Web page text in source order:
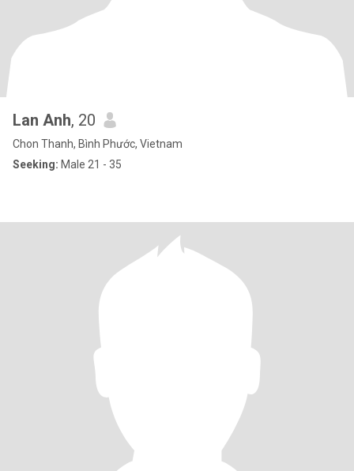
Lan Anh, 20
Chon Thanh, Bình Phước, Vietnam
Seeking: Male 21 - 35